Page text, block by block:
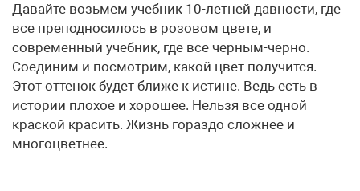
Давайте возьмем учебник 10-летней давности, где
все преподносилось в розовом цвете, и
современный учебник, где все черным-черно.
Соединим и посмотрим, какой цвет получится.
Этот оттенок будет ближе к истине. Ведь есть в
истории плохое и хорошее. Нельзя все одной
краской красить. Жизнь гораздо сложнее и
многоцветнее.